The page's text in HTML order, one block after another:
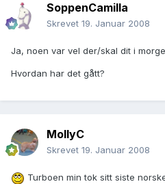
SoppenCamilla
Skrevet 19. Januar 2008
Ja, noen var vel der/skal dit i
Hvordan har det gått?
MollyC
Skrevet 19. Januar 2008
Turboen min tok sitt siste